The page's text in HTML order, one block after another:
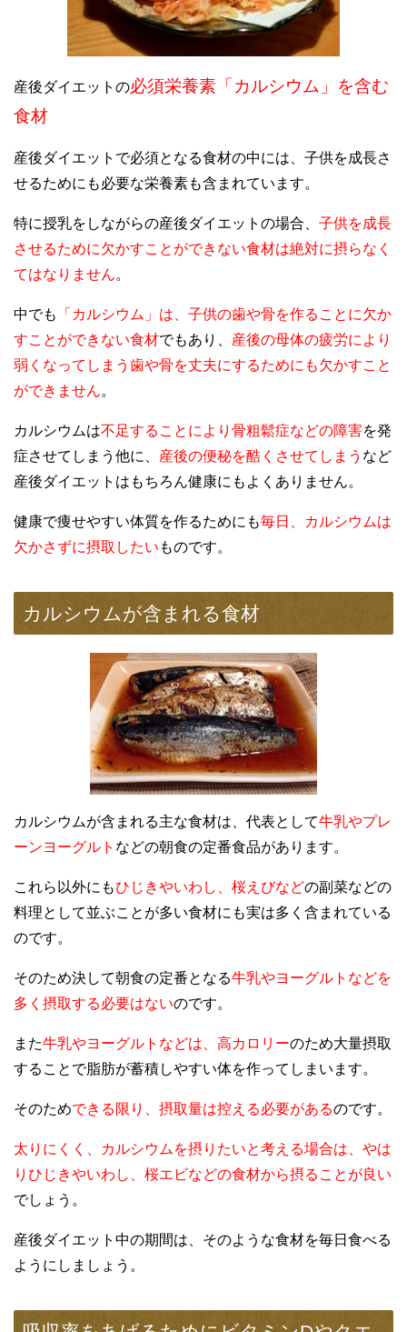
産後ダイエットの必須栄養素「カルシウム」を含む
食材
産後ダイエットで必須となる食材の中には、子供を成長さ
せるためにも必要な栄養素も含まれています。
特に授乳をしながらの産後ダイエットの場合、 子供を成長
させるために欠かすことができない食材は絶対に摂らなく
てはなりません。
中でも
「カルシウム」は、子供の歯や骨を作ることに欠か
すことができない食材でもあり、 産後の母体の疲労により
弱くなってしまう歯や骨を丈夫にするためにも欠かすこと
ができません。
カルシウムは不足することにより骨粗鬆症などの障害を発
症させてしまう他に、 産後の便秘を酷くさせてしまう など
産後ダイエットはもちろん健康にもよくありません。
健康で痩せやすい体質を作るためにも毎日、カルシウムは
欠かさずに摂取したい ものです。
カルシウムが含まれる食材
カルシウムが含まれる主な食材は、代表として牛乳やプレ
ーンヨーグルト などの朝食の定番食品があります。
これら以外にもひじきやいわし、桜えびなどの副菜などの
料理として並ぶことが多い食材にも実は多く含まれている
のです。
そのため決して朝食の定番となる牛乳やヨーグルトなどを
多く摂取する必要はないのです。
また牛乳やヨーグルトなどは、高カロリーのため大量摂取
することで脂肪が蓄積しやすい体を作ってしまいます。
そのためできる限り、摂取量は控える必要があるのです。
太りにくく、カルシウムを摂りたいと考える場合は、やは
りひじきやいわし、桜エビなどの食材から摂ることが良い
でしょう。
産後ダイエット中の期間は、そのような食材を毎日食べる
ようにしましょう。